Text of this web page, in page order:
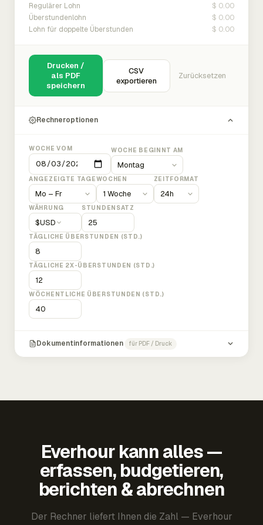
Regulärer Lohn $ 0.00
Überstundenlohn $ 0.00
Lohn für doppelte Überstunden $ 0.00
Drucken /
als PDF
speichern
CSV
exportieren
Zurücksetzen
Rechneroptionen
WOCHE VOM WOCHE BEGINNT AM
ANGEZEIGTE TAGEWOCHEN ZEITFORMAT
WÄHRUNG
$USD
STUNDENSATZ
TÄGLICHE ÜBERSTUNDEN (STD.)
TÄGLICHE 2X-ÜBERSTUNDEN (STD.)
WÖCHENTLICHE ÜBERSTUNDEN (STD.)
Dokumentinformationen für PDF / Druck
Everhour kann alles —
erfassen, budgetieren,
berichten & abrechnen
Der Rechner liefert Ihnen die Zahl — Everhour